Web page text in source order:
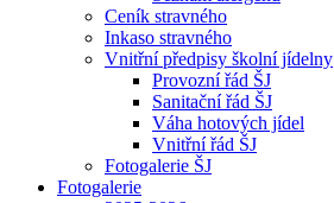
Ceník stravného
Inkaso stravného
Vnitřní předpisy školní jídelny
Provozní řád ŠJ
Sanitační řád ŠJ
Váha hotových jídel
Vnitřní řád ŠJ
Fotogalerie ŠJ
Fotogalerie